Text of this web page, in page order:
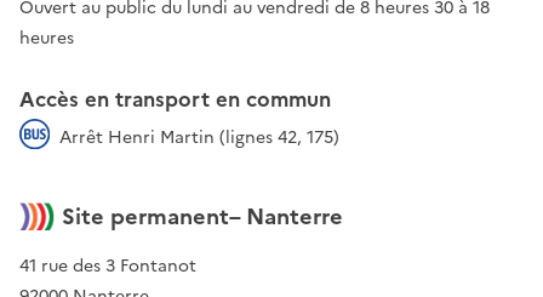
Ouvert au public du lundi au vendredi de 8 heures 30 à 18
heures
Accès en transport en commun
Arrêt Henri Martin (lignes 42, 175)
Site permanent– Nanterre
41 rue des 3 Fontanot